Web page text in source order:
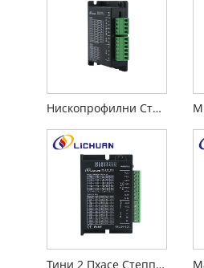
Нископрофилни Степпер Дривер Мини
Тини 2 Пхасе Степпер Дривер Мини